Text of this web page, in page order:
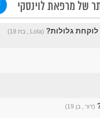
של מרפאת לוינסקי
גלולות? (Lola , בת 18)
(דור , בן 19)